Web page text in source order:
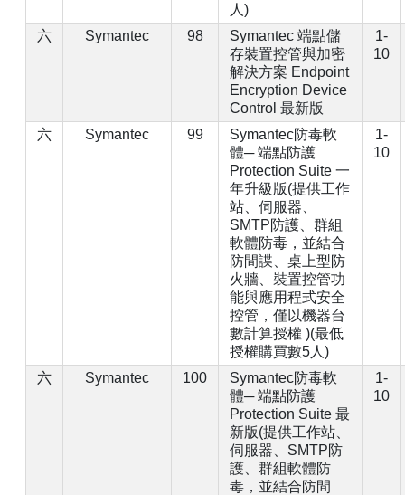
人)
六 Symantec 98
Symantec 端點儲
存裝置控管與加密
解決方案 Endpoint
Encryption Device
Control 最新版
1-
10
六 Symantec 99
Symantec防毒軟
體─ 端點防護
Protection Suite 一
年升級版(提供工作
站、伺服器、
SMTP防護、群組
軟體防毒，並結合
防間諜、桌上型防
火牆、裝置控管功
能與應用程式安全
控管，僅以機器台
數計算授權 )(最低
授權購買數5人)
1-
10
六 Symantec 100
Symantec防毒軟
體─ 端點防護
Protection Suite 最
新版(提供工作站、
伺服器、SMTP防
護、群組軟體防
毒，並結合防間
1-
10